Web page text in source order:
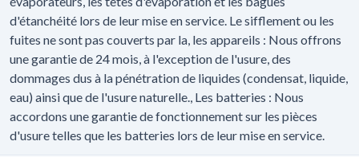
d'étanchéité lors de leur mise en service. Le sifflement ou les
fuites ne sont pas couverts par la, les appareils : Nous offrons
une garantie de 24 mois, à l'exception de l'usure, des
dommages dus à la pénétration de liquides (condensat, liquide,
eau) ainsi que de l'usure naturelle., Les batteries : Nous
accordons une garantie de fonctionnement sur les pièces
d'usure telles que les batteries lors de leur mise en service.